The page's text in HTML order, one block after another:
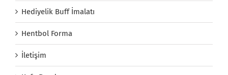
Hediyelik Buff İmalatı
Hentbol Forma
İletişim